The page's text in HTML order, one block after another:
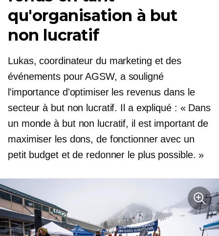
qu'organisation à but
non lucratif
Lukas, coordinateur du marketing et des
événements pour AGSW, a souligné
l'importance d'optimiser les revenus dans le
secteur à but non lucratif. Il a expliqué : « Dans
un monde à but non lucratif, il est important de
maximiser les dons, de fonctionner avec un
petit budget et de redonner le plus possible. »